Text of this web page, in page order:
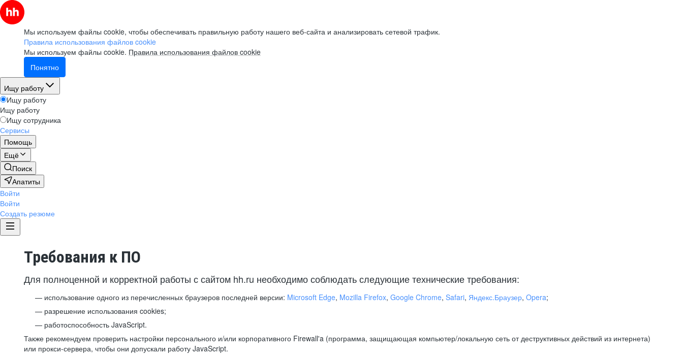
Мы используем файлы cookie, чтобы обеспечивать правильную работу нашего веб-сайта и анализировать сетевой трафик.
Правила использования файлов cookie
Мы используем файлы cookie. Правила использования файлов cookie
Понятно
Ищу работу
Ищу работу
Ищу работу
Ищу сотрудника
Сервисы
Помощь
Ещё
Поиск
Апатиты
Войти
Войти
Создать резюме
Требования к ПО
Для полноценной и корректной работы с сайтом hh.ru необходимо соблюдать следующие технические требования:
использование одного из перечисленных браузеров последней версии: Microsoft Edge, Mozilla Firefox, Google Chrome, Safari, Яндекс.Браузер, Opera;
разрешение использования cookies;
работоспособность JavaScript.
Также рекомендуем проверить настройки персонального и/или корпоративного Firewall'a (программа, защищающая компьютер/локальную сеть от деструктивных действий из интернета)
или прокси-сервера, чтобы они допускали работу JavaScript.